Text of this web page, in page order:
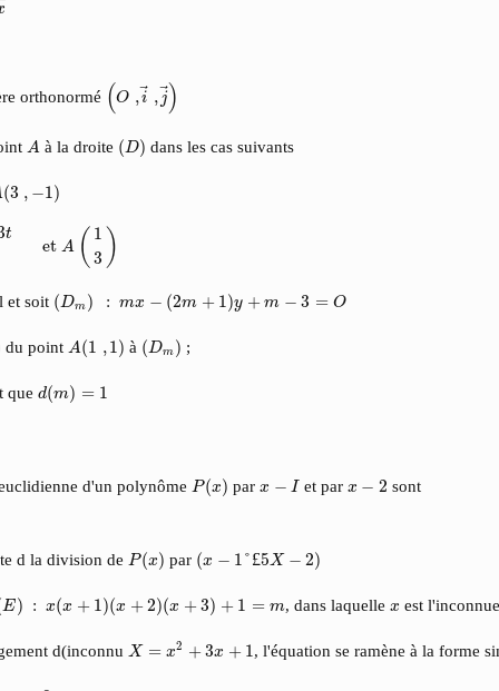
orthonormé (O ,i , j )
(O → →
A
A à la droite (D)
( D) dans les cas suivants
(3 , −1)
(3, )
t
et A ( 1
3 )
A
et soit (Dm ) : mx − (2m + 1)y + m − 3 = O
( Dm ) +1 +m− O
du point A(1 ,1)
A (1 ) à (Dm )
( Dm ) ;
qued(m) = 1
d( )=
d'un polynôme P(x)
P(x parx − I et parx − 2 sont
d la division de P(x)
P(x par (x − 1°£5X − 2)
( °£5X−2
E) : x(x + 1)(x +2)(x +3) + 1 = m
E) + ( +2) + 3)+1 m , dans laquelle x
x est
d(inconnu X = x2 +3x + 1
X= +3 +1 , l'équation se ramène à la forme